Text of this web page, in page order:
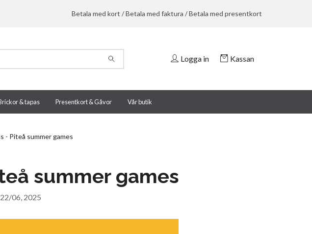
Betala med kort / Betala med faktura / Betala med presentkort
Logga in Kassan
& tapas Presentkort & Gåvor Vår butik
- Piteå summer games
summer games
22/06, 2025